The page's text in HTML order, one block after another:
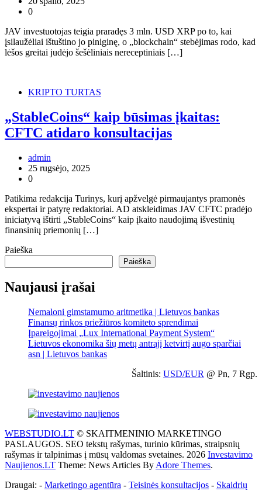
0
JAV investuotojas teigia praradęs 3 mln. USD XRP po to, kai
įsilaužėliai ištuštino jo piniginę, o „blockchain“ stebėjimas rodo, kad
lėšos greitai judėjo šešėliniais nereceptiniais […]
KRIPTO TURTAS
„StableCoins“ kaip būsimas įkaitas:
CFTC atidaro konsultacijas
admin
25 rugsėjo, 2025
0
Patikima redakcija Turinys, kurį apžvelgė pirmaujantys pramonės
ekspertai ir patyrę redaktoriai. AD atskleidimas JAV CFTC pradėjo
iniciatyvą ištirti „StableCoins“ kaip įkaito naudojimą išvestinių
finansinių priemonių […]
Paieška
Paieška
Naujausi įrašai
Nemaloni gimstamumo aritmetika | Lietuvos bankas
Finansų rinkos priežiūros komiteto sprendimai
Įpareigojimai „Lux International Payment System“
Lietuvos ekonomika šių metų antrąjį ketvirtį augo sparčiai
asn | Lietuvos bankas
Šaltinis: USD/EUR @ Pn, 7 Rgp.
WEBSTUDIO.LT © SKAITMENINIO MARKETINGO
PASLAUGOS. SEO tekstų rašymas, turinio kūrimas, straipsnių
rašymas ir talpinimas į mūsų valdomas svetaines. 2026 Investavimo
Naujienos.LT Theme: News Articles By Adore Themes.
Draugai: - Marketingo agentūra - Teisinės konsultacijos - Skaidrių